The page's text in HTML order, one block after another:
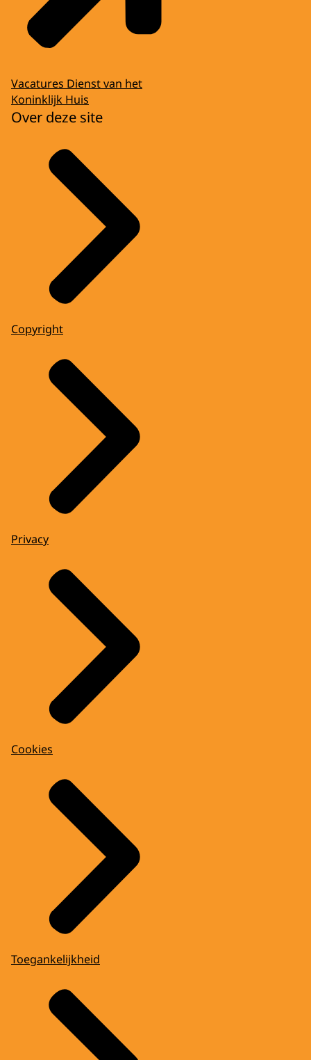
Vacatures Dienst van het
Koninklijk Huis
Over deze site
Copyright
Privacy
Cookies
Toegankelijkheid